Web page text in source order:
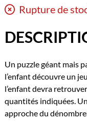
Rupture de
Un puzzle géant mais
l’enfant découvre un
l’enfant devra
quantités indiquées.
approche du